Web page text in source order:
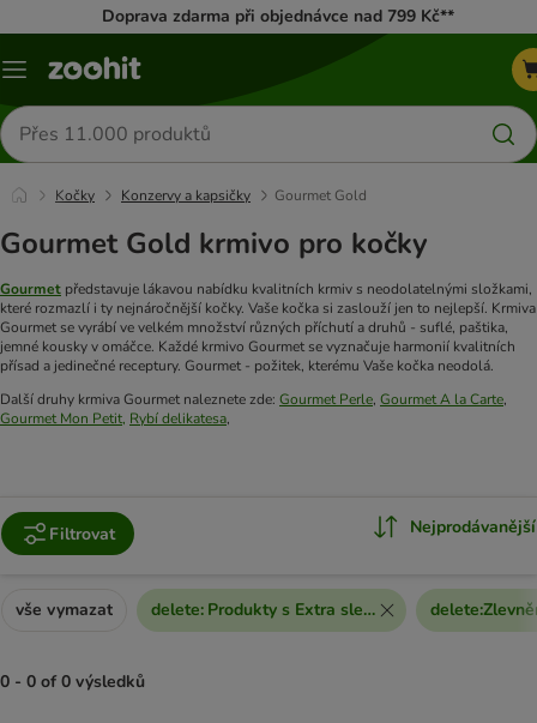
Doprava zdarma při objednávce nad 799 Kč**
Menu
Hledat
produkty
Kočky Konzervy a kapsičky Gourmet Gold
Gourmet Gold krmivo pro kočky
Gourmet představuje lákavou nabídku kvalitních krmiv s neodolatelnými složkami,
které rozmazlí i ty nejnáročnější kočky. Vaše kočka si zaslouží jen to nejlepší. Krmiva
Gourmet se vyrábí ve velkém množství různých příchutí a druhů - suflé, paštika,
jemné kousky v omáčce. Každé krmivo Gourmet se vyznačuje harmonií kvalitních
přísad a jedinečné receptury. Gourmet - požitek, kterému Vaše kočka neodolá.
Další druhy krmiva Gourmet naleznete zde: Gourmet Perle, Gourmet A la Carte,
Gourmet Mon Petit, Rybí delikatesa,
Filtrovat Nejprodávanější
vše vymazat delete: Produkty s Extra slevou delete:
0 - 0 of 0 výsledků